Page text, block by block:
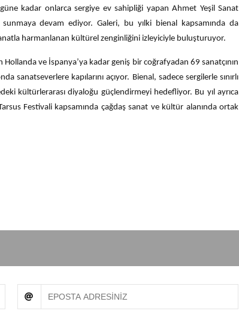
kadar onlarca sergiye ev sahipliği yapan Ahmet Yeşil Sanat
devam ediyor. Galeri, bu yılki bienal kapsamında da
harmanlanan kültürel zenginliğini izleyiciyle buluşturuyor.
Hollanda ve İspanya’ya kadar geniş bir coğrafyadan 69 sanatçının
sanatseverlere kapılarını açıyor. Bienal, sadece sergilerle sınırlı
kültürlerarası diyaloğu güçlendirmeyi hedefliyor. Bu yıl ayrıca
Festivali kapsamında çağdaş sanat ve kültür alanında ortak